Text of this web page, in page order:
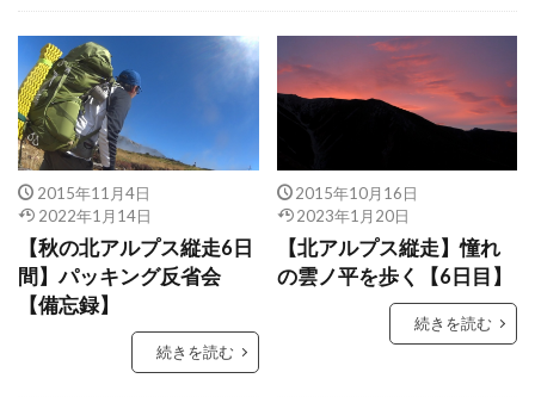
保存食
2015年11月4日
2022年1月14日
【秋の北アルプス縦走6日
間】パッキング反省会
【備忘録】
続きを読む
2015年10月16日
2023年1月20日
【北アルプス縦走】憧れ
の雲ノ平を歩く【6日目】
続きを読む